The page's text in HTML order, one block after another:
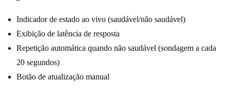
Indicador de estado ao vivo (saudável/não saudável)
Exibição de latência de resposta
Repetição automática quando não saudável (sondagem a cada
20 segundos)
Botão de atualização manual